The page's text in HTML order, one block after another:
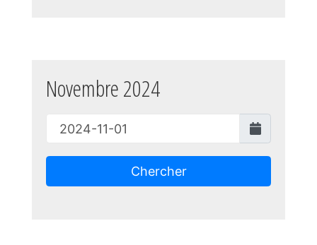
Novembre 2024
Chercher